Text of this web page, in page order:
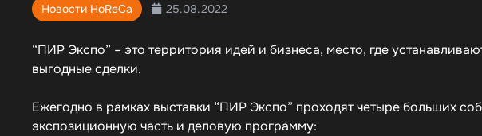
Новости HoReCa 25.08.2022
“ПИР Экспо” – это территория идей и бизнеса, место, где
выгодные сделки.
Ежегодно в рамках выставки “ПИР Экспо” проходят четыре больших
экспозиционную часть и деловую программу: